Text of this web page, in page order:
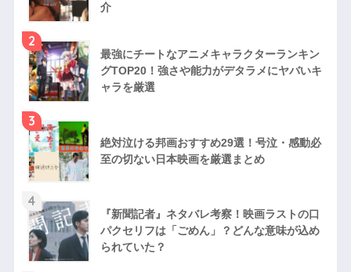
介
2
最強にチートなアニメキャラクターランキン
グTOP20！強さや能力がデタラメにヤバいキ
ャラを厳選
3
絶対泣ける邦画おすすめ29選！号泣・感動必
至の切ない日本映画を厳選まとめ
4
『新聞記者』ネタバレ考察！映画ラストの口
パクセリフは「ごめん」？どんな意味が込め
られていた？